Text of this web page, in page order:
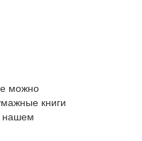
можно
книги
нашем